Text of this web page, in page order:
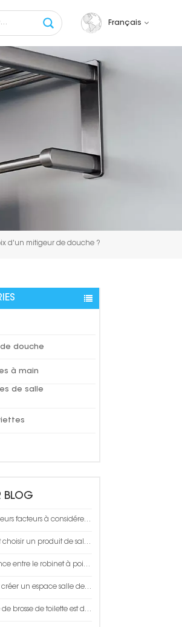
Français
English
français
русский
español
d'un mitigeur de douche ?
douche
à main
de salle
BLOG
considérer lors du choix d'un porte-serviettes de salle de bain
un produit de salle de bain de qualité ?
à poignée unique et le robinet thermostatique
un espace salle de bain?
de toilette est de bonne qualité ?